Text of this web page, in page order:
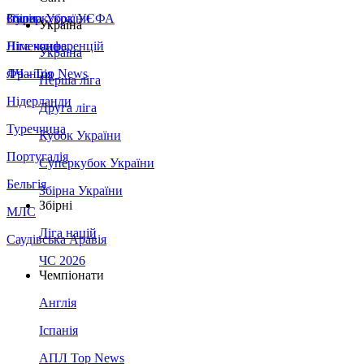
Збірна України
Італія
Німеччина
Франція
Нідерланди
Туреччина
Португалія
Бельгія
МЛС
Саудівська Аравія
Суперкубок УЄФА
Ліга конференцій
ЛЧ - Top News
Україна
Україна
Перша ліга
Друга ліга
Кубок України
Суперкубок України
Збірна України
Збірні
Ліга націй
ЧС 2026
Чемпіонати
Англія
Іспанія
АПЛ Top News